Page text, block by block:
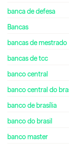
banca de defesa
Bancas
bancas de mestrado
bancas de tcc
banco central
banco central do
banco de brasília
banco do brasil
banco master